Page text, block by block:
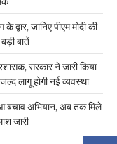
जानिए पीएम मोदी की
बातें
सरकार ने जारी किया
लागू होगी नई व्यवस्था
बचाव अभियान, अब तक मिले
जारी